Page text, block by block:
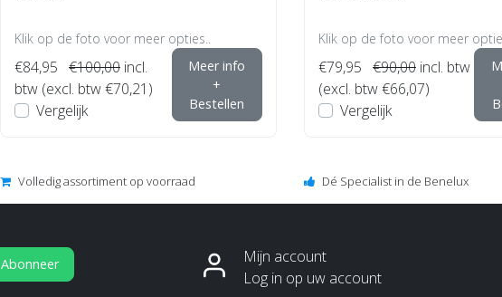
Klik op de foto voor meer opties..
€84,95 €100,00 incl.
btw (excl. btw €70,21)
Vergelijk
Meer info
+
Bestellen
Klik op de foto voor meer
€79,95 €90,00 incl. btw
(excl. btw €66,07)
Vergelijk
Volledig assortiment op voorraad Dé Specialist in de Benelux
Abonneer
Mijn account
Log in op uw account